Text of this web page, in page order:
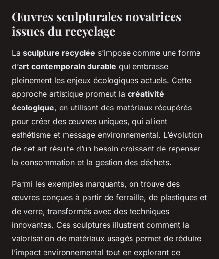
Œuvres sculpturales novatrices
issues du recyclage
La sculpture recyclée s’impose comme une forme
d’art contemporain durable qui embrasse
pleinement les enjeux écologiques actuels. Cette
approche artistique promeut la créativité
écologique, en utilisant des matériaux récupérés
pour créer des œuvres uniques, qui allient
esthétisme et message environnemental. L’évolution
de cet art résulte d’un besoin croissant de repenser
la consommation et la gestion des déchets.
Parmi les exemples marquants, on trouve des
œuvres conçues à partir de ferraille, de plastiques et
de verre, transformés avec des techniques
innovantes. Ces sculptures illustrent comment la
valorisation de matériaux usagés permet de réduire
l’impact environnemental tout en explorant de